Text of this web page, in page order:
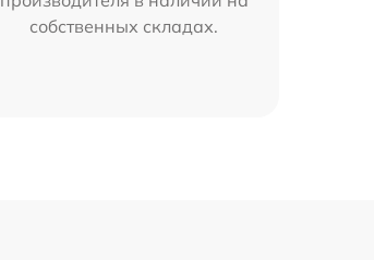
собственных складах.